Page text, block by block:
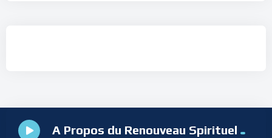
A Propos du Renouveau Spirituel